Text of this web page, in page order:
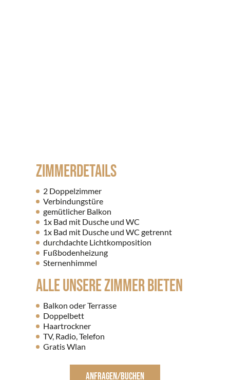
ZIMMERDETAILS
2 Doppelzimmer
Verbindungstüre
gemütlicher Balkon
1x Bad mit Dusche und WC
1x Bad mit Dusche und WC getrennt
durchdachte Lichtkomposition
Fußbodenheizung
Sternenhimmel
ALLE UNSERE ZIMMER BIETEN
Balkon oder Terrasse
Doppelbett
Haartrockner
TV, Radio, Telefon
Gratis Wlan
ANFRAGEN/BUCHEN